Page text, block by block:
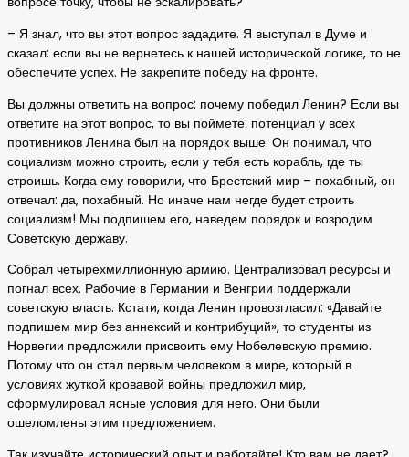
– Я знал, что вы этот вопрос зададите. Я выступал в Думе и
сказал: если вы не вернетесь к нашей исторической логике, то не
обеспечите успех. Не закрепите победу на фронте.
Вы должны ответить на вопрос: почему победил Ленин? Если вы
ответите на этот вопрос, то вы поймете: потенциал у всех
противников Ленина был на порядок выше. Он понимал, что
социализм можно строить, если у тебя есть корабль, где ты
строишь. Когда ему говорили, что Брестский мир – похабный, он
отвечал: да, похабный. Но иначе нам негде будет строить
социализм! Мы подпишем его, наведем порядок и возродим
Советскую державу.
Собрал четырехмиллионную армию. Централизовал ресурсы и
погнал всех. Рабочие в Германии и Венгрии поддержали
советскую власть. Кстати, когда Ленин провозгласил: «Давайте
подпишем мир без аннексий и контрибуций», то студенты из
Норвегии предложили присвоить ему Нобелевскую премию.
Потому что он стал первым человеком в мире, который в
условиях жуткой кровавой войны предложил мир,
сформулировал ясные условия для него. Они были
ошеломлены этим предложением.